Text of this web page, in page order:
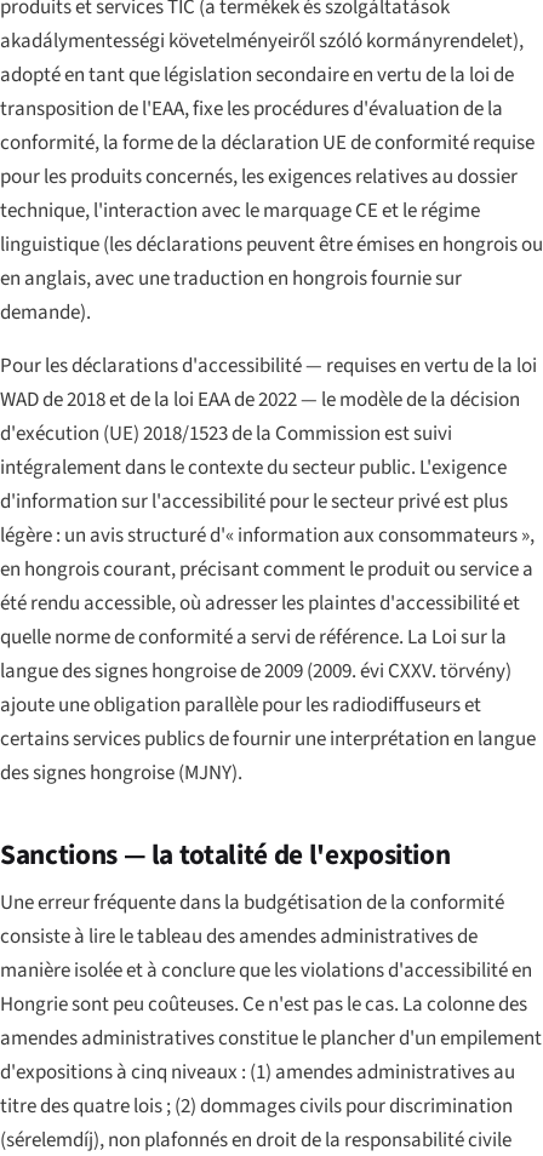
produits et services TIC (a termékek és szolgáltatások
akadálymentességi követelményeiről szóló kormányrendelet),
adopté en tant que législation secondaire en vertu de la loi de
transposition de l'EAA, fixe les procédures d'évaluation de la
conformité, la forme de la déclaration UE de conformité requise
pour les produits concernés, les exigences relatives au dossier
technique, l'interaction avec le marquage CE et le régime
linguistique (les déclarations peuvent être émises en hongrois ou
en anglais, avec une traduction en hongrois fournie sur
demande).
Pour les déclarations d'accessibilité — requises en vertu de la loi
WAD de 2018 et de la loi EAA de 2022 — le modèle de la décision
d'exécution (UE) 2018/1523 de la Commission est suivi
intégralement dans le contexte du secteur public. L'exigence
d'information sur l'accessibilité pour le secteur privé est plus
légère : un avis structuré d'« information aux consommateurs »,
en hongrois courant, précisant comment le produit ou service a
été rendu accessible, où adresser les plaintes d'accessibilité et
quelle norme de conformité a servi de référence. La Loi sur la
langue des signes hongroise de 2009 (2009. évi CXXV. törvény)
ajoute une obligation parallèle pour les radiodiffuseurs et
certains services publics de fournir une interprétation en langue
des signes hongroise (MJNY).
Sanctions — la totalité de l'exposition
Une erreur fréquente dans la budgétisation de la conformité
consiste à lire le tableau des amendes administratives de
manière isolée et à conclure que les violations d'accessibilité en
Hongrie sont peu coûteuses. Ce n'est pas le cas. La colonne des
amendes administratives constitue le plancher d'un empilement
d'expositions à cinq niveaux : (1) amendes administratives au
titre des quatre lois ; (2) dommages civils pour discrimination
(sérelemdíj), non plafonnés en droit de la responsabilité civile